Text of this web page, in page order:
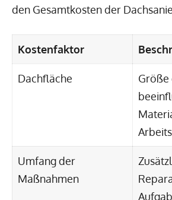
den Gesamtkosten der
Kostenfaktor
Dachfläche
Größe
Umfang der
Maßnahmen